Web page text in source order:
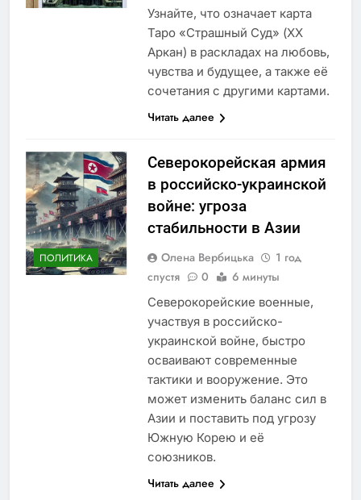
Узнайте, что означает карта
Таро «Страшный Суд» (XX
Аркан) в раскладах на любовь,
чувства и будущее, а также её
сочетания с другими картами.
Читать далее
ПОЛИТИКА
Северокорейская армия
в российско-украинской
войне: угроза
стабильности в Азии
Олена Вербицька
1 год
спустя
0 6 минуты
Северокорейские военные,
участвуя в российско-
украинской войне, быстро
осваивают современные
тактики и вооружение. Это
может изменить баланс сил в
Азии и поставить под угрозу
Южную Корею и её
союзников.
Читать далее